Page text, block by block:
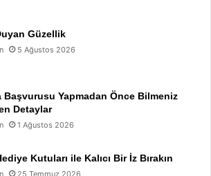
Güzellik
5 Ağustos 2026
Başvurusu Yapmadan Önce Bilmeniz
Detaylar
1 Ağustos 2026
Kutuları ile Kalıcı Bir İz Bırakın
25 Temmuz 2026